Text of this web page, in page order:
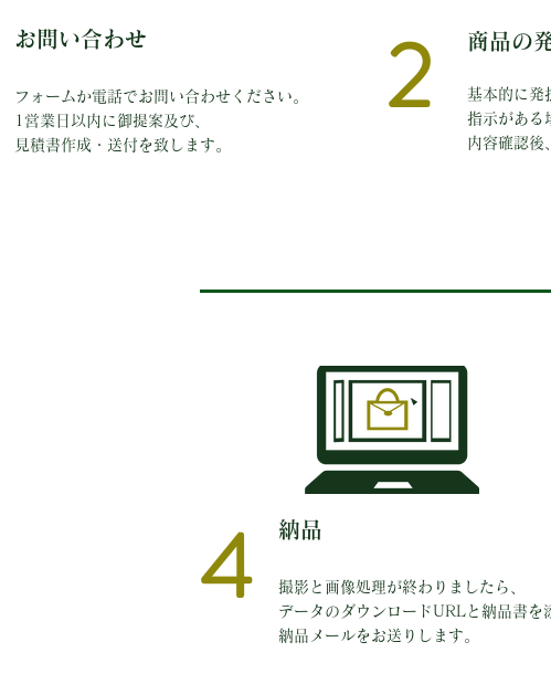
お問い合わせ
フォームか電話でお問い合わせください。
1営業日以内に御提案及び、
見積書作成・送付を致します。
2 商品の
基本的に発
指示がある
内容確認後
4 ​納品
撮影と画像処理が終わりましたら、
データのダウンロードURLと納品書を
納品メールをお送りします。